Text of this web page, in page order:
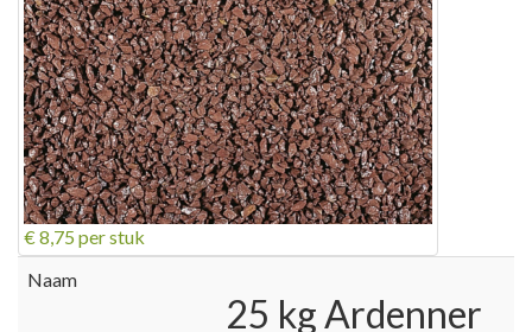
€ 8,75 per stuk
Naam
25 kg Ardenner